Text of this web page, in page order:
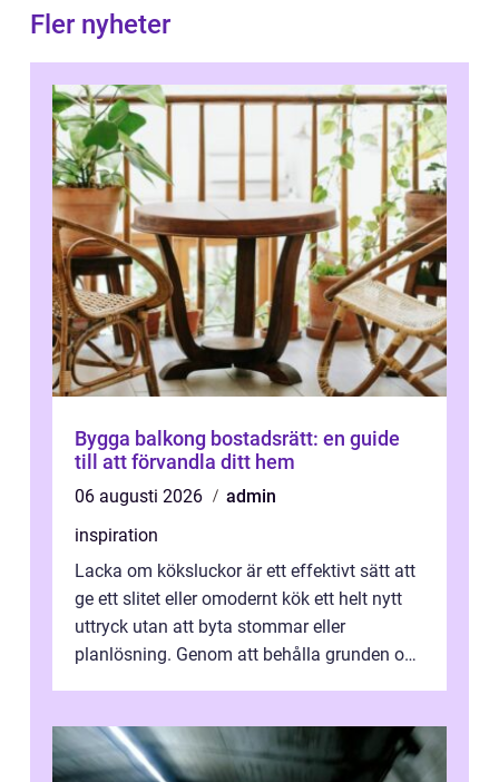
Fler nyheter
Bygga balkong bostadsrätt: en guide
till att förvandla ditt hem
06 augusti 2026
admin
inspiration
Lacka om köksluckor är ett effektivt sätt att
ge ett slitet eller omodernt kök ett helt nytt
uttryck utan att byta stommar eller
planlösning. Genom att behålla grunden och